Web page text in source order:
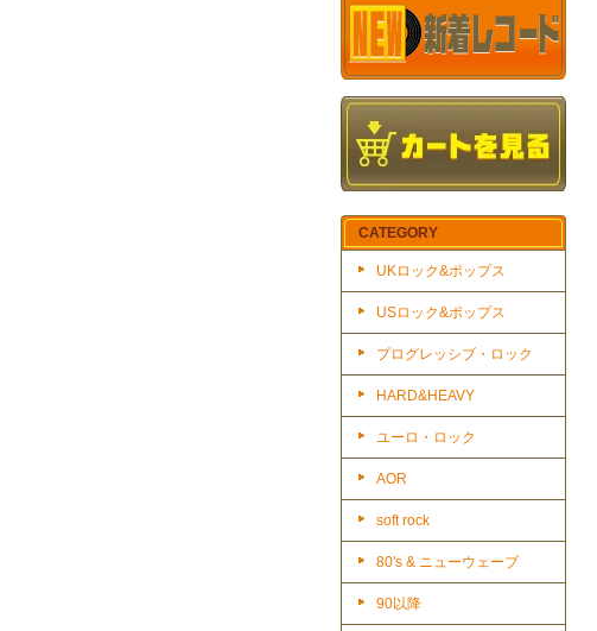
CATEGORY
UKロック&ポップス
USロック&ポップス
プログレッシブ・ロック
HARD&HEAVY
ユーロ・ロック
AOR
soft rock
80's & ニューウェーブ
90以降